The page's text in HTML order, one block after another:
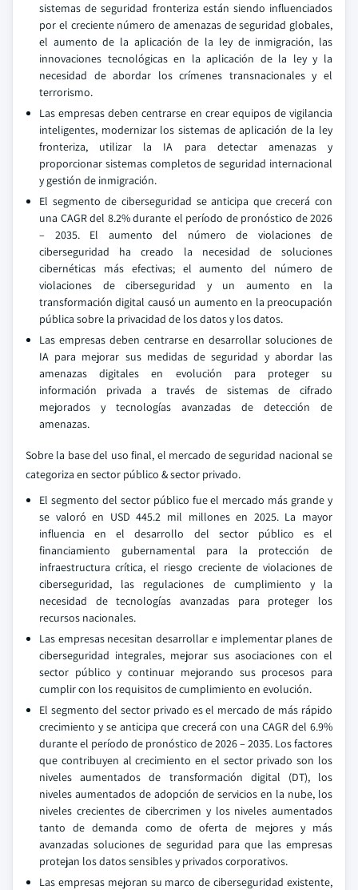
sistemas de seguridad fronteriza están siendo influenciados
por el creciente número de amenazas de seguridad globales,
el aumento de la aplicación de la ley de inmigración, las
innovaciones tecnológicas en la aplicación de la ley y la
necesidad de abordar los crímenes transnacionales y el
terrorismo.
Las empresas deben centrarse en crear equipos de vigilancia
inteligentes, modernizar los sistemas de aplicación de la ley
fronteriza, utilizar la IA para detectar amenazas y
proporcionar sistemas completos de seguridad internacional
y gestión de inmigración.
El segmento de ciberseguridad se anticipa que crecerá con
una CAGR del 8.2% durante el período de pronóstico de 2026
– 2035. El aumento del número de violaciones de
ciberseguridad ha creado la necesidad de soluciones
cibernéticas más efectivas; el aumento del número de
violaciones de ciberseguridad y un aumento en la
transformación digital causó un aumento en la preocupación
pública sobre la privacidad de los datos y los datos.
Las empresas deben centrarse en desarrollar soluciones de
IA para mejorar sus medidas de seguridad y abordar las
amenazas digitales en evolución para proteger su
información privada a través de sistemas de cifrado
mejorados y tecnologías avanzadas de detección de
amenazas.
Sobre la base del uso final, el mercado de seguridad nacional se
categoriza en sector público & sector privado.
El segmento del sector público fue el mercado más grande y
se valoró en USD 445.2 mil millones en 2025. La mayor
influencia en el desarrollo del sector público es el
financiamiento gubernamental para la protección de
infraestructura crítica, el riesgo creciente de violaciones de
ciberseguridad, las regulaciones de cumplimiento y la
necesidad de tecnologías avanzadas para proteger los
recursos nacionales.
Las empresas necesitan desarrollar e implementar planes de
ciberseguridad integrales, mejorar sus asociaciones con el
sector público y continuar mejorando sus procesos para
cumplir con los requisitos de cumplimiento en evolución.
El segmento del sector privado es el mercado de más rápido
crecimiento y se anticipa que crecerá con una CAGR del 6.9%
durante el período de pronóstico de 2026 – 2035. Los factores
que contribuyen al crecimiento en el sector privado son los
niveles aumentados de transformación digital (DT), los
niveles aumentados de adopción de servicios en la nube, los
niveles crecientes de cibercrimen y los niveles aumentados
tanto de demanda como de oferta de mejores y más
avanzadas soluciones de seguridad para que las empresas
protejan los datos sensibles y privados corporativos.
Las empresas mejoran su marco de ciberseguridad existente,